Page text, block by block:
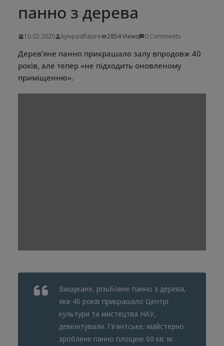
панно з дерева
10.02.2020 kyivpastfuture 2854 Views 0 Comments
Дерев’яне панно прикрашало залу впродовж 40
років, але тепер «не підходить оновленому
приміщенню».
Вишукане, різьблене панно з дерева,
яке 40 років прикрашало Центрі
культури та мистецтва НАУ,
демонтували. Гігантське, майстерно
зроблене панно площею 60 кв. м.